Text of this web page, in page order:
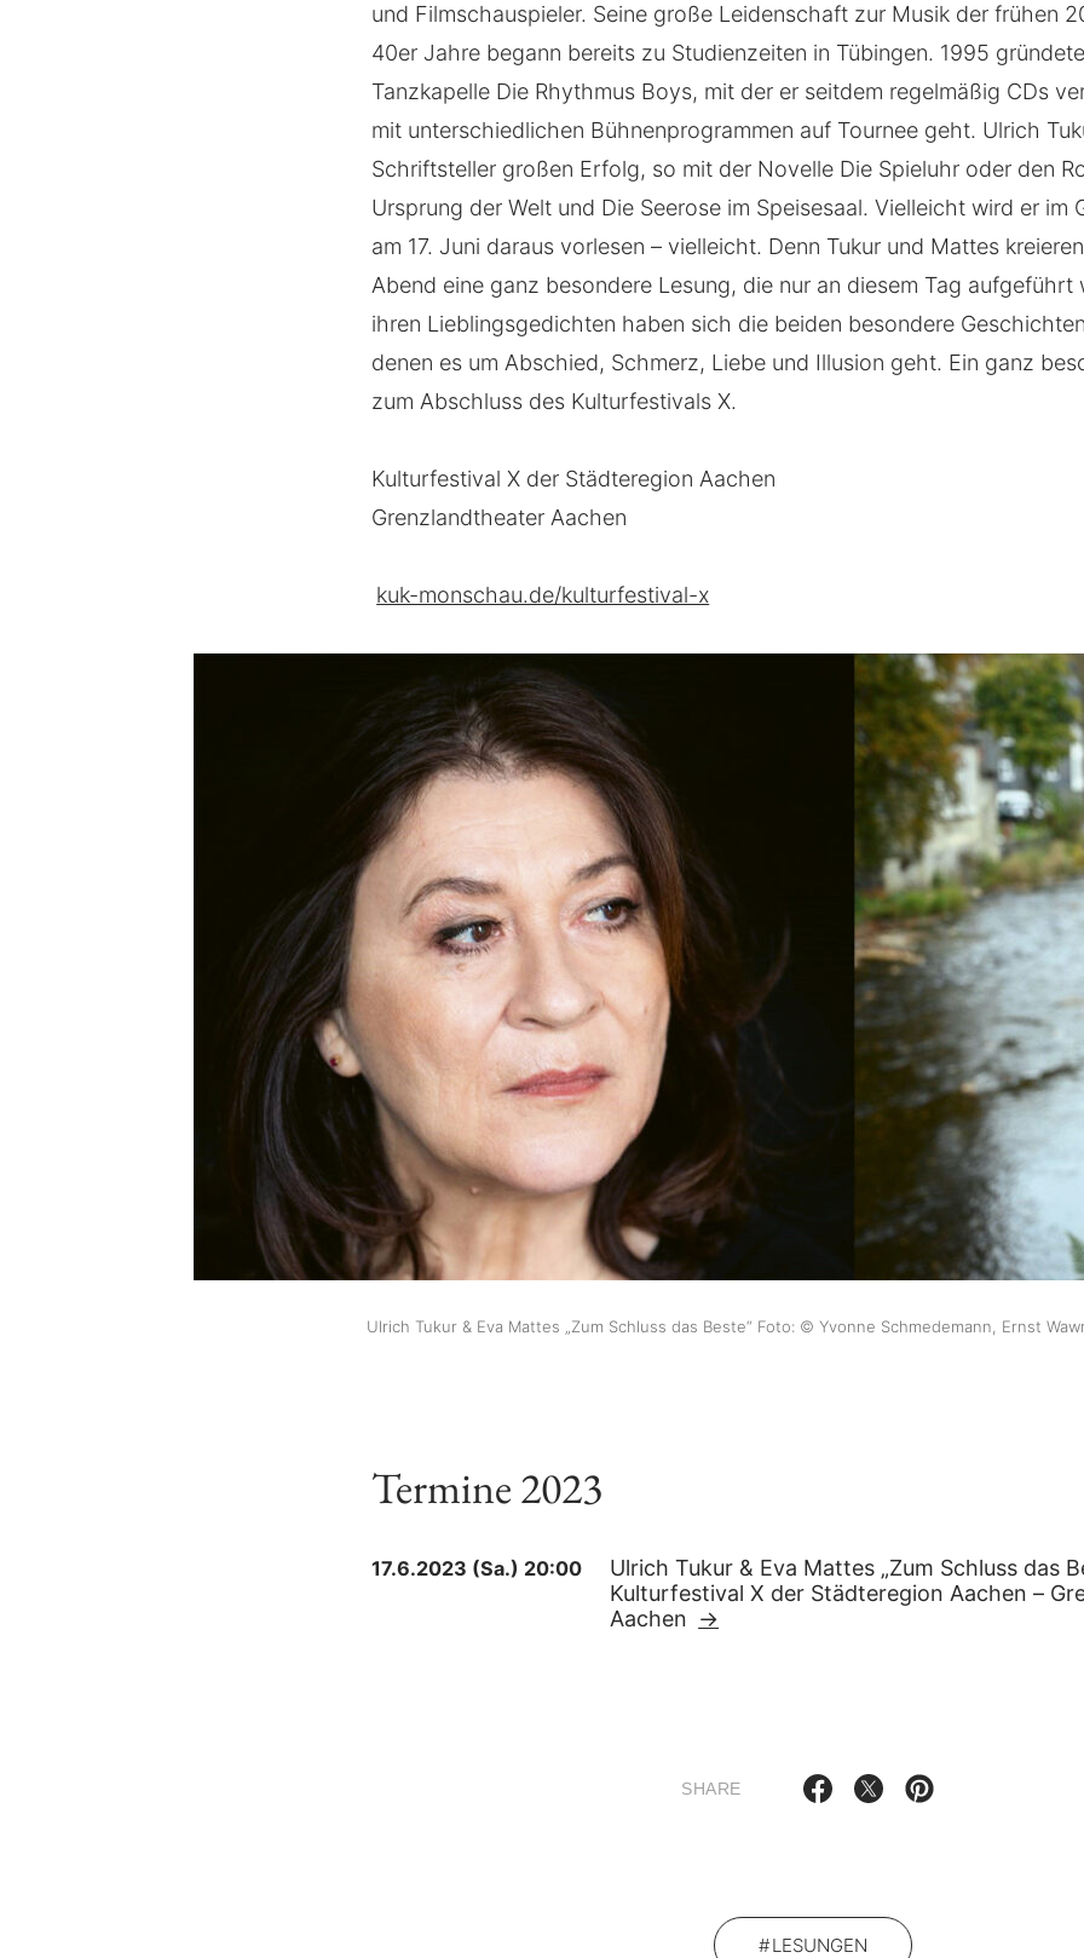
und Filmschauspieler. Seine große Leidenschaft zur Musik der frühen
40er Jahre begann bereits zu Studienzeiten in Tübingen. 1995
Tanzkapelle Die Rhythmus Boys, mit der er seitdem regelmäßig CDs
mit unterschiedlichen Bühnenprogrammen auf Tournee geht. Ulrich
Schriftsteller großen Erfolg, so mit der Novelle Die Spieluhr oder den
Ursprung der Welt und Die Seerose im Speisesaal. Vielleicht wird er im
am 17. Juni daraus vorlesen – vielleicht. Denn Tukur und Mattes
Abend eine ganz besondere Lesung, die nur an diesem Tag aufgeführt
ihren Lieblingsgedichten haben sich die beiden besondere
denen es um Abschied, Schmerz, Liebe und Illusion geht. Ein ganz
zum Abschluss des Kulturfestivals X.
Kulturfestival X der Städteregion Aachen
Grenzlandtheater Aachen
kuk-monschau.de/kulturfestival-x
Ulrich Tukur & Eva Mattes „Zum Schluss das Beste“ Foto: © Yvonne Schmedemann, Ernst
Termine 2023
17.6.2023 (Sa.) 20:00
Ulrich Tukur & Eva Mattes „Zum Schluss das
Kulturfestival X der Städteregion Aachen –
Aachen →
SHARE
LESUNGEN